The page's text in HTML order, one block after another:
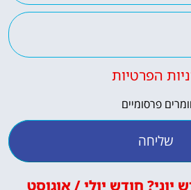
הפרטיות
פרסומיים
שליחה
יוני? חודש יולי / אוגוסט